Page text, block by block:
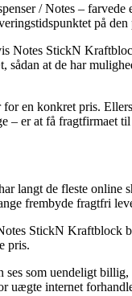
/ Notes – farvede
på
Notes StickN
at de har
en konkret pris.
– er at få fragtfirmaet til
langt de fleste online
frembyde fragtfri
StickN Kraftblock
pris.
som uendeligt
uægte internet